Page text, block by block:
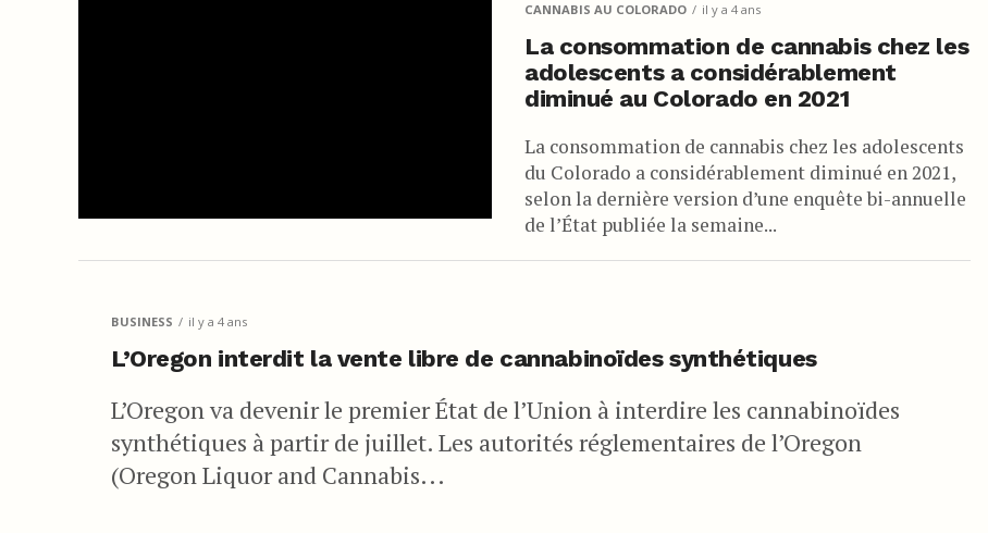
CANNABIS AU COLORADO il y a 4 ans
La consommation de cannabis chez les
adolescents a considérablement
diminué au Colorado en 2021
La consommation de cannabis chez les adolescents
du Colorado a considérablement diminué en 2021,
selon la dernière version d’une enquête bi-annuelle
de l’État publiée la semaine...
BUSINESS il y a 4 ans
L’Oregon interdit la vente libre de cannabinoïdes synthétiques
L’Oregon va devenir le premier État de l’Union à interdire les cannabinoïdes
synthétiques à partir de juillet. Les autorités réglementaires de l’Oregon
(Oregon Liquor and Cannabis...